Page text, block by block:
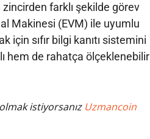
zincirden farklı şekilde görev
Makinesi (EVM) ile uyumlu
için sıfır bilgi kanıtı sistemini
hem de rahatça ölçeklenebilir
istiyorsanız Uzmancoin